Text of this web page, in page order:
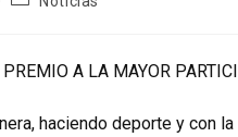
A LA MAYOR
haciendo deporte y con